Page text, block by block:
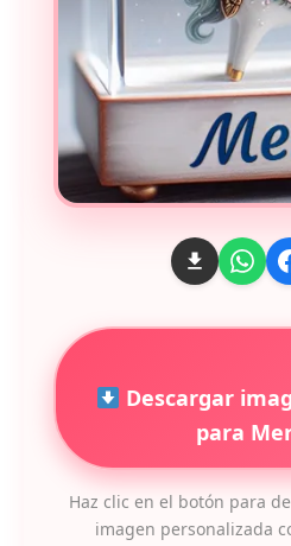
Descargar
para
Haz clic en el botón para
imagen personalizada